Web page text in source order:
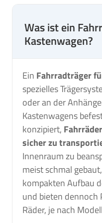
Was ist ein
Kastenwagen?
Ein Fahrradträger
spezielles
oder an der
Kastenwagens
konzipiert,
sicher zu
Innenraum zu
meist schmal
kompakten Aufbau
und bieten dennoch
Räder, je nach